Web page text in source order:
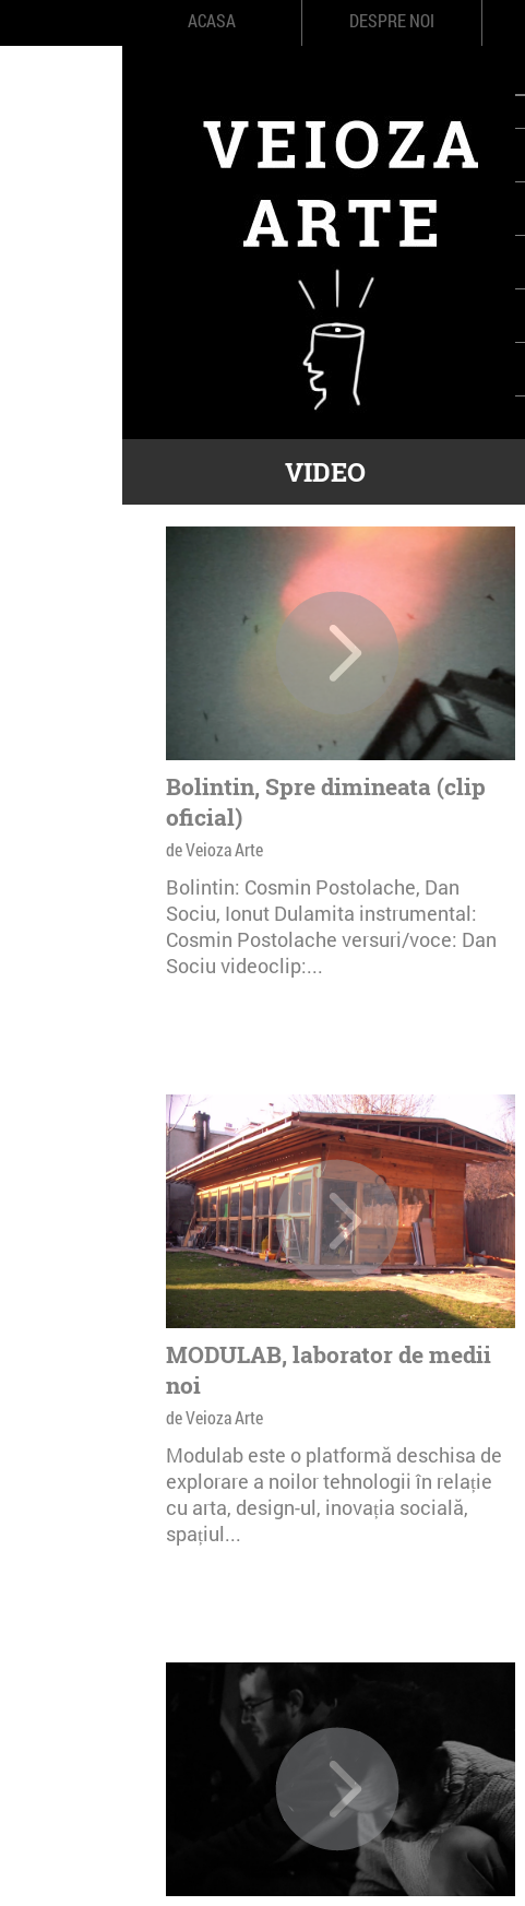
ACASA DESPRE NOI
VIDEO
Bolintin, Spre dimineata (clip
oficial)
de Veioza Arte
Bolintin: Cosmin Postolache, Dan
Sociu, Ionut Dulamita instrumental:
Cosmin Postolache versuri/voce: Dan
Sociu videoclip:...
MODULAB, laborator de medii
noi
de Veioza Arte
Modulab este o platformă deschisa de
explorare a noilor tehnologii în relație
cu arta, design-ul, inovația socială,
spațiul...